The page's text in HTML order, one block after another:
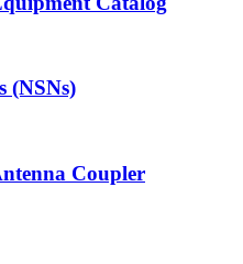
(NSNs)
Coupler